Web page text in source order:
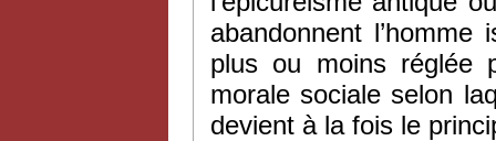
abandonnent
plus ou moins réglée
morale sociale selon
devient à la fois le